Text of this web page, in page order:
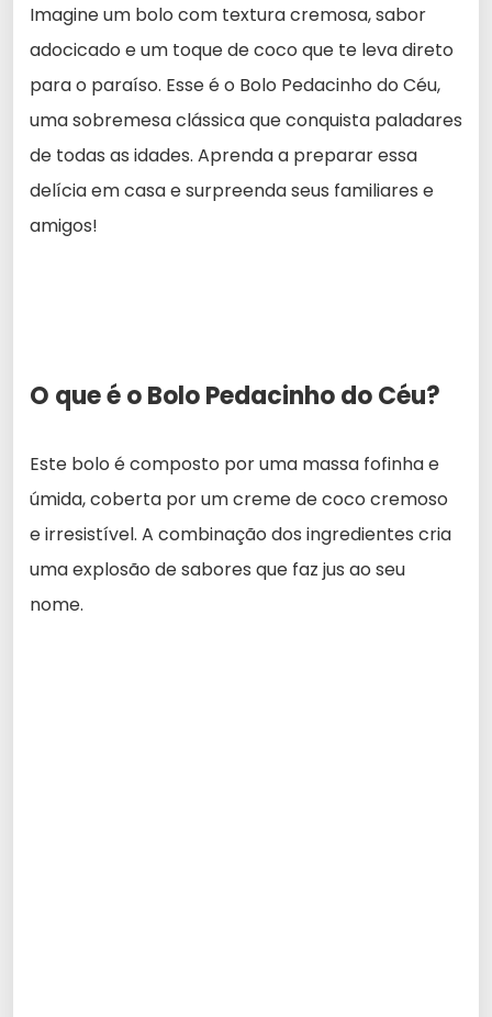
Imagine um bolo com textura cremosa, sabor
adocicado e um toque de coco que te leva direto
para o paraíso. Esse é o Bolo Pedacinho do Céu,
uma sobremesa clássica que conquista paladares
de todas as idades. Aprenda a preparar essa
delícia em casa e surpreenda seus familiares e
amigos!
O que é o Bolo Pedacinho do Céu?
Este bolo é composto por uma massa fofinha e
úmida, coberta por um creme de coco cremoso
e irresistível. A combinação dos ingredientes cria
uma explosão de sabores que faz jus ao seu
nome.